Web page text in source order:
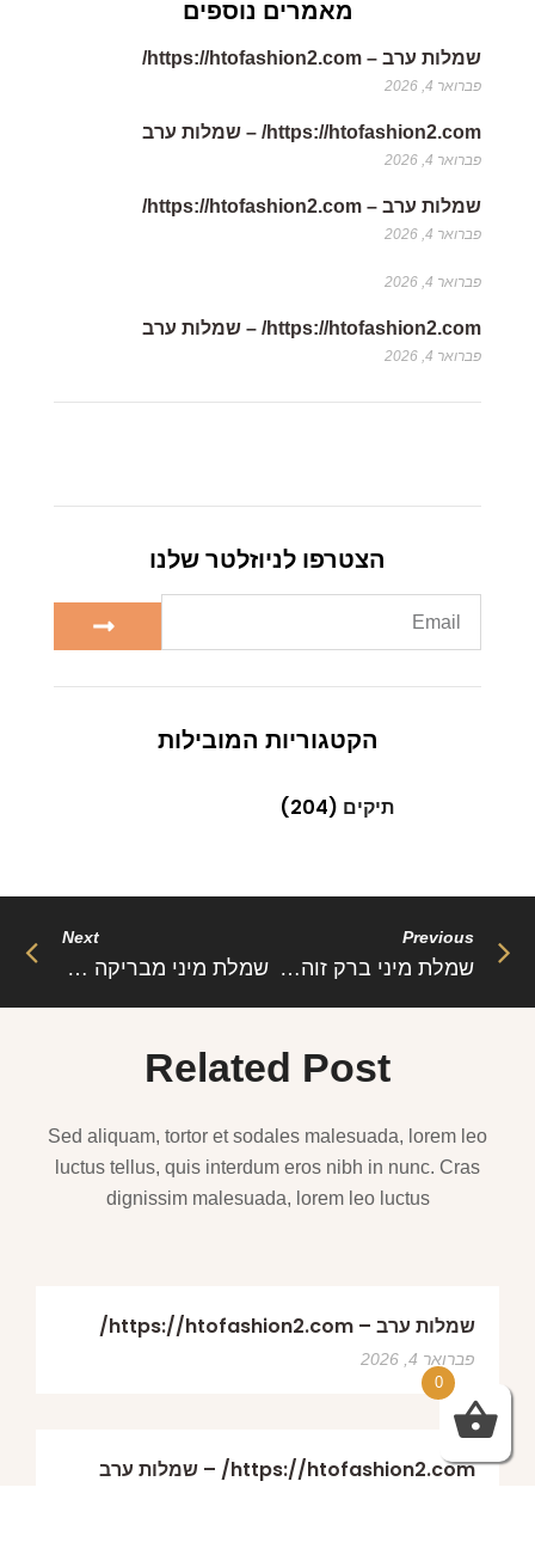
מאמרים נוספים
שמלות ערב – https://htofashion2.com/
פברואר 4, 2026
https://htofashion2.com/ – שמלות ערב
פברואר 4, 2026
שמלות ערב – https://htofashion2.com/
פברואר 4, 2026
פברואר 4, 2026
https://htofashion2.com/ – שמלות ערב
פברואר 4, 2026
הצטרפו לניוזלטר שלנו
הקטגוריות המובילות
תיקים (204)
Previous
שמלת מיני ברק זוהר – נוצצת, אלגנטית ויוקרתית עם “לאורה”
Next
שמלת מיני מבריקה – שיק נוצץ ויוקרתי עם “גלייז”
Related Post
Sed aliquam, tortor et sodales malesuada, lorem leo
luctus tellus, quis interdum eros nibh in nunc. Cras
dignissim malesuada, lorem leo luctus
שמלות ערב – https://htofashion2.com/
פברואר 4, 2026
https://htofashion2.com/ – שמלות ערב
0